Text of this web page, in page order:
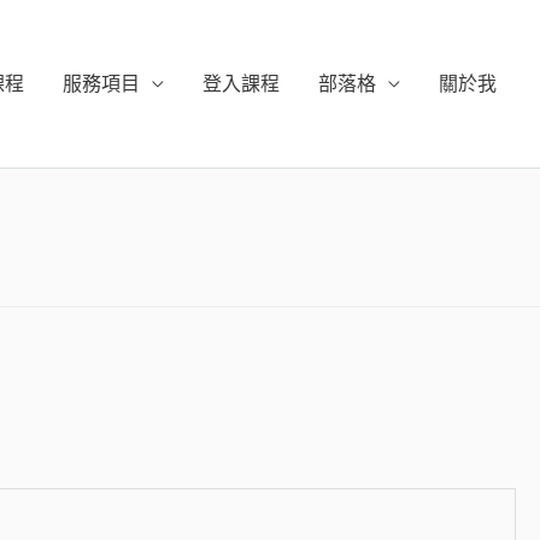
程 服務項目 登入課程 部落格 關於我